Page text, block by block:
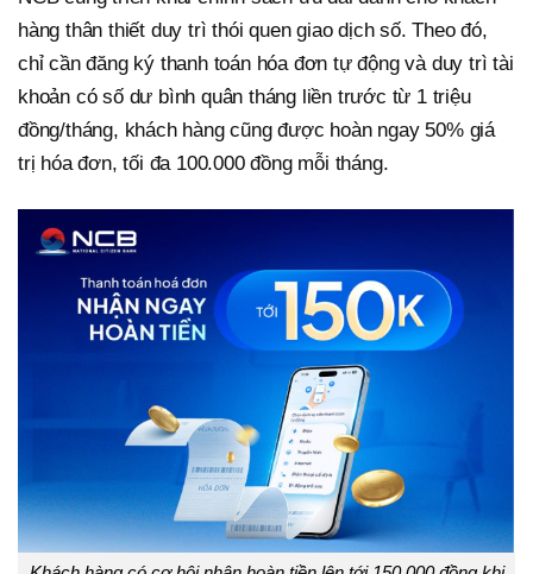
hàng thân thiết duy trì thói quen giao dịch số. Theo đó,
chỉ cần đăng ký thanh toán hóa đơn tự động và duy trì tài
khoản có số dư bình quân tháng liền trước từ 1 triệu
đồng/tháng, khách hàng cũng được hoàn ngay 50% giá
trị hóa đơn, tối đa 100.000 đồng mỗi tháng.